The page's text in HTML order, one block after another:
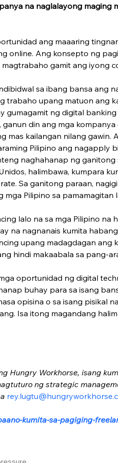
na naglalayong
ang maaaring
online. Ang konsepto ng
gamit ang iyong
sa ibang bansa ang
trabaho upang matuon ang
gumagamit ng digital
din ang mga
mas kailangan nilang
Pilipino ang nagapply
naghahanap ng
halimbawa, kumpara
Sa ganitong paraan,
Pilipino sa pamamagitan
lalo na sa mga Pilipino na
na nagnanais kumita
upang madagdagan ang
hindi makaabala sa pang-
oportunidad ng digital
buhay para sa isang
opisina o sa isang pisikal
Isa itong magandang
Hungry Workhorse, isang
ng strategic
kumita-sa-pagiging-